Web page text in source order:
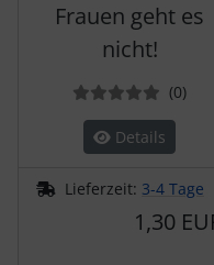
Frauen geht es
nicht!
(0)
Details
Lieferzeit: 3-4 Tage
1,30